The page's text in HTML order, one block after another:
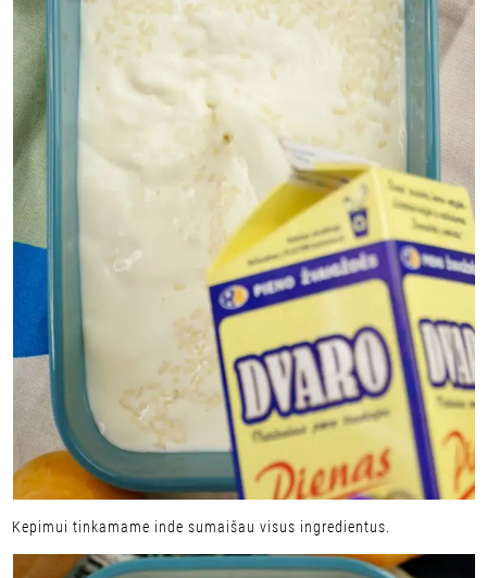
Kepimui tinkamame inde sumaišau visus ingredientus.